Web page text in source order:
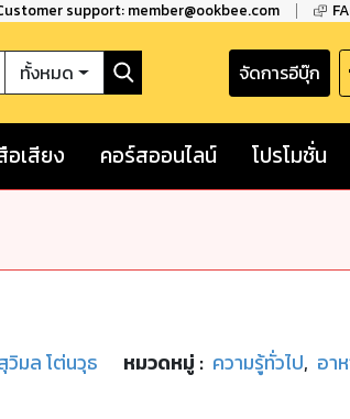
support: member@ookbee.com
ทั้งหมด จัดการอีบุ๊ก
เสียง คอร์สออนไลน์ โปรโมชั่น
วิมล โต่นวุธ หมวดหมู่ : ความรู้ทั่วไป, อา